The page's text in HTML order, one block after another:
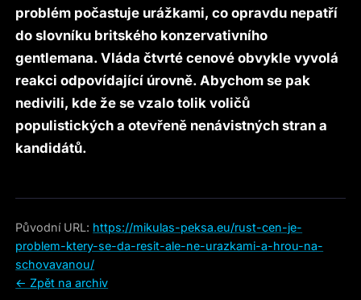
problém počastuje urážkami, co opravdu nepatří
do slovníku britského konzervativního
gentlemana. Vláda čtvrté cenové obvykle vyvolá
reakci odpovídající úrovně. Abychom se pak
nedivili, kde že se vzalo tolik voličů
populistických a otevřeně nenávistných stran a
kandidátů.
Původní URL: https://mikulas-peksa.eu/rust-cen-je-
problem-ktery-se-da-resit-ale-ne-urazkami-a-hrou-na-
schovavanou/
← Zpět na archiv